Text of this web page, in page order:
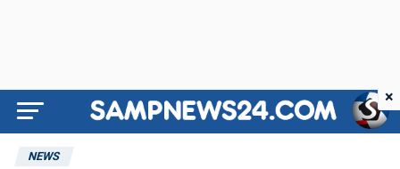
NEWS
×